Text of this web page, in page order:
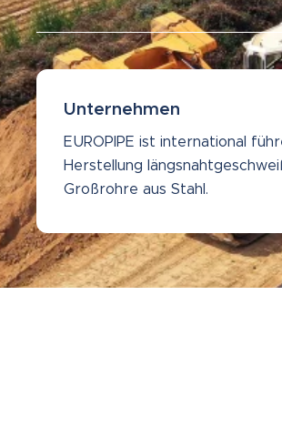
Unternehmen
EUROPIPE ist international
Herstellung
Großrohre aus Stahl.